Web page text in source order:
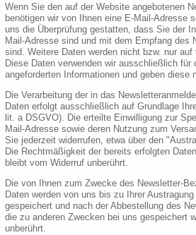
Wenn Sie den auf der Website angebotenen
benötigen wir von Ihnen eine E-Mail-Adresse
uns die Überprüfung gestatten, dass Sie der
Mail-Adresse sind und mit dem Empfang des
sind. Weitere Daten werden nicht bzw. nur auf
Diese Daten verwenden wir ausschließlich für
angeforderten Informationen und geben diese
Die Verarbeitung der in das
Daten erfolgt ausschließlich auf Grundlage
lit. a DSGVO). Die erteilte Einwilligung zur
Mail-Adresse sowie deren Nutzung zum
Sie jederzeit widerrufen, etwa über den
Die Rechtmäßigkeit der bereits erfolgten
bleibt vom Widerruf unberührt.
Die von Ihnen zum Zwecke des Newsletter-
Daten werden von uns bis zu Ihrer
gespeichert und nach der Abbestellung des
die zu anderen Zwecken bei uns gespeichert
unberührt.